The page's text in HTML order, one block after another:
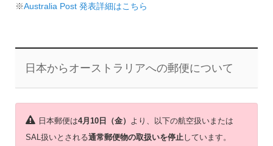
※Australia Post 発表詳細はこちら
日本からオーストラリアへの郵便について
日本郵便は4月10日（金）
より、以下の航空扱いまたは
SAL扱いとされる通常郵便物の取扱いを停止 しています。